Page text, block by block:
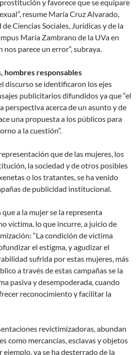
y favorece que se equipare
resume María Cruz Alvarado,
Ciencias Sociales, Jurídicas y de la
María Zambrano de la UVa en
nos parece un error”, subraya.
hombres responsables
discurso se identificaron los ejes
publicitarios difundidos ya que “el
perspectiva acerca de un asunto y de
una propuesta a los públicos para
a la cuestión”.
que de las mujeres, los
la sociedad y de otros posibles
o los tratantes, se ha venido
de publicidad institucional.
a la mujer se la representa
víctima, lo que incurre, a juicio de
“La condición de víctima
el estigma, y agudizar el
sufrida por estas mujeres, más
a través de estas campañas se la
pasiva y desempoderada, cuando
reconocimiento y facilitar la
revictimizadoras, abundan
como mercancías, esclavas y objetos
ejemplo, ya se ha desterrado de la